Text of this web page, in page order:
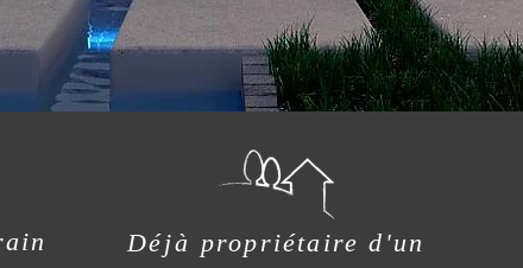
Déjà propriétaire d'un